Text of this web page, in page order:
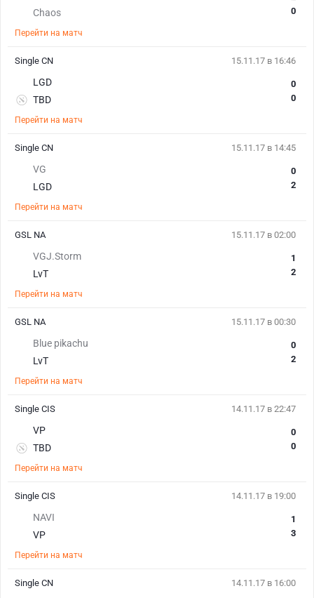
Chaos
0
Перейти на матч
15.11.17 в 16:46
LGD
TBD
0
0
Перейти на матч
Single CN
15.11.17 в 14:45
VG
LGD
0
2
Перейти на матч
Single CN
15.11.17 в 02:00
VGJ.Storm
LvT
1
2
Перейти на матч
GSL NA
15.11.17 в 00:30
Blue pikachu
LvT
0
2
Перейти на матч
GSL NA
14.11.17 в 22:47
VP
TBD
0
0
Перейти на матч
Single CIS
14.11.17 в 19:00
NAVI
VP
1
3
Перейти на матч
Single CIS
14.11.17 в 16:00
Single CN